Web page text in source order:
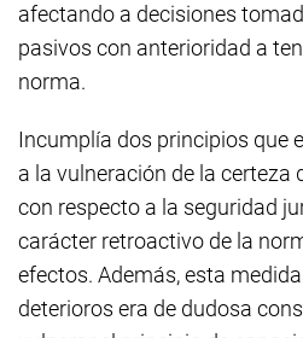
afectando a decisiones
pasivos con anterioridad a
norma.
Incumplía dos principios que
a la vulneración de la certeza
con respecto a la seguridad
carácter retroactivo de la
efectos. Además, esta
deterioros era de dudosa